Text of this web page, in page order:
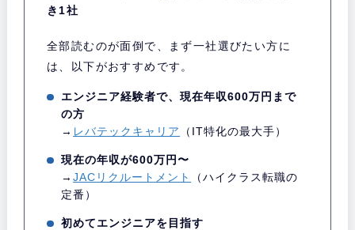
き1社
全部読むのが面倒で、まず一社選びたい方に
は、以下がおすすめです。
エンジニア経験者で、現在年収600万円まで
の方
→ レバテックキャリア （IT特化の最大手）
現在の年収が600万円〜
→JACリクルートメント
（ハイクラス転職の
定番）
初めてエンジニアを目指す